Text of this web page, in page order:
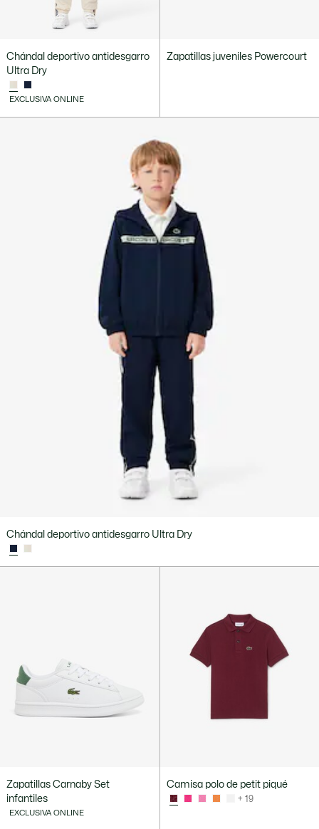
Chándal deportivo antidesgarro
Ultra Dry
EXCLUSIVA ONLINE
Zapatillas juveniles Powercourt
Chándal deportivo antidesgarro Ultra Dry
Zapatillas Carnaby Set
infantiles
EXCLUSIVA ONLINE
Camisa polo de petit piqué
+ 19